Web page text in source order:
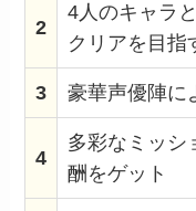
2
4人のキャラ
クリアを目指
3 豪華声優陣に
4
多彩なミッシ
酬をゲット